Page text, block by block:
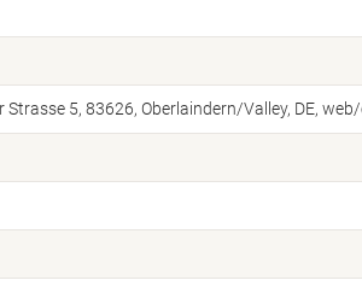
5, 83626, Oberlaindern/Valley, DE,